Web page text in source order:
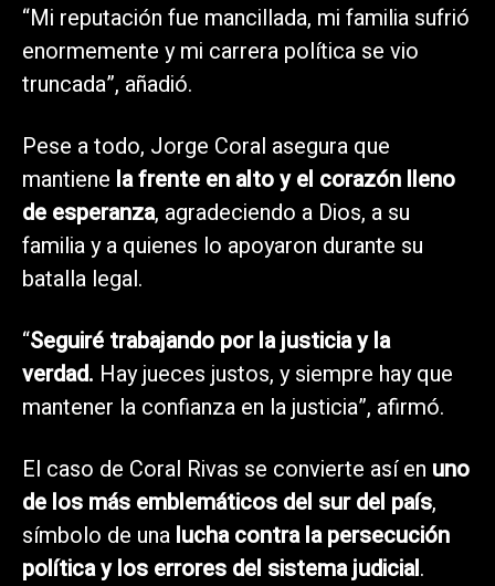
“Mi reputación fue mancillada, mi familia sufrió
enormemente y mi carrera política se vio
truncada”, añadió.
Pese a todo, Jorge Coral asegura que
mantiene la frente en alto y el corazón lleno
de esperanza, agradeciendo a Dios, a su
familia y a quienes lo apoyaron durante su
batalla legal.
“Seguiré trabajando por la justicia y la
verdad. Hay jueces justos, y siempre hay que
mantener la confianza en la justicia”, afirmó.
El caso de Coral Rivas se convierte así en uno
de los más emblemáticos del sur del país,
símbolo de una lucha contra la persecución
política y los errores del sistema judicial.